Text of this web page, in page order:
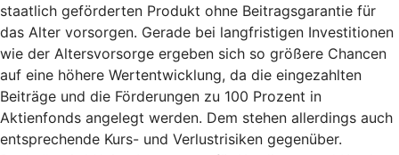
staatlich geförderten Produkt ohne Beitragsgarantie für
das Alter vorsorgen. Gerade bei langfristigen Investitionen
wie der Altersvorsorge ergeben sich so größere Chancen
auf eine höhere Wertentwicklung, da die eingezahlten
Beiträge und die Förderungen zu 100 Prozent in
Aktienfonds angelegt werden. Dem stehen allerdings auch
entsprechende Kurs- und Verlustrisiken gegenüber.